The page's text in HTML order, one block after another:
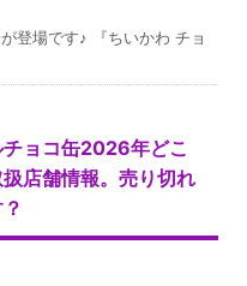
登場です♪ 『ちいかわ チョ
ョコ缶2026年どこ
店舗情報。売り切れ